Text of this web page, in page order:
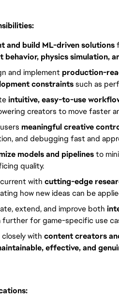
and build ML-driven solutions
behavior, physics simulation,
and implement production-
constraints such as
intuitive, easy-to-use
creators to move faster
meaningful creative
and debugging fast and
models and pipelines to
quality.
with cutting-edge
how new ideas can be
extend, and improve both
further for game-specific use
closely with content creators
effective, and